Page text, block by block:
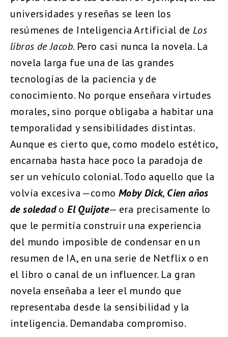
universidades y reseñas se leen los
resúmenes de Inteligencia Artificial de Los
libros de Jacob. Pero casi nunca la novela. La
novela larga fue una de las grandes
tecnologías de la paciencia y de
conocimiento. No porque enseñara virtudes
morales, sino porque obligaba a habitar una
temporalidad y sensibilidades distintas.
Aunque es cierto que, como modelo estético,
encarnaba hasta hace poco la paradoja de
ser un vehículo colonial. Todo aquello que la
volvía excesiva —como Moby Dick, Cien años
de soledadoEl Quijote— era precisamente lo
que le permitía construir una experiencia
del mundo imposible de condensar en un
resumen de IA, en una serie de Netflix o en
el libro o canal de un influencer. La gran
novela enseñaba a leer el mundo que
representaba desde la sensibilidad y la
inteligencia. Demandaba compromiso.